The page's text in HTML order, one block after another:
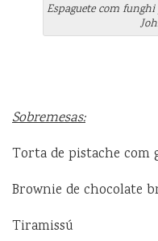
Espaguete com
Sobremesas:
Torta de pistache com
Brownie de chocolate
Tiramissú